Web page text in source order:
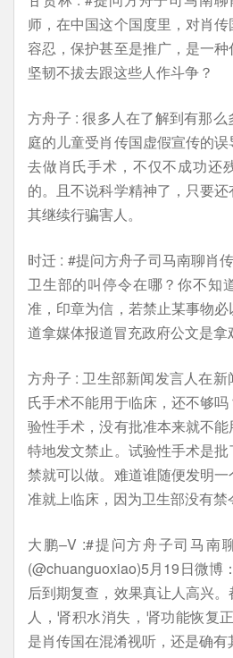
师，在中国这个国度里，对肖
容忍，保护甚至是推广，是一
坚韧不拔去跟这些人作斗争？
方舟子 : 很多人在了解到有那
庭的儿童受肖传国虚假宣传的
去做肖氏手术，不仅不成功还
的。且不说科学精神了，只要
其继续行骗害人。
时迁 : #提问方舟子司马南聊肖
卫生部的叫停令在哪？你不知
准，印章为信，若禁止某事物
道拿媒体报道冒充政府公文是拿
方舟子 : 卫生部新闻发言人在新
氏手术不能用于临床，还不够
验性手术，没有批准本来就不
特地发文禁止。试验性手术是
禁就可以做。难道谁随便发明
准就上临床，因为卫生部没有禁
大鹏–V :#提问方舟子司马南
(@chuanguoxiao)5月19日微博
后到期复查，效果真让人高兴
人，肾积水消失，肾功能恢复
是肖传国在混淆视听，还是确有